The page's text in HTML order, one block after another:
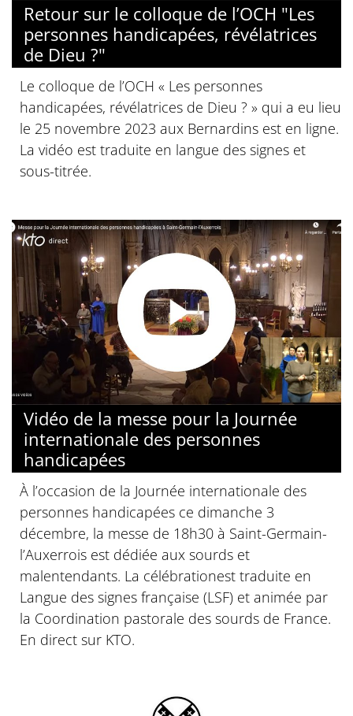
Retour sur le colloque de l’OCH "Les
personnes handicapées, révélatrices
de Dieu ?"
Le colloque de l’OCH « Les personnes
handicapées, révélatrices de Dieu ? » qui a eu lieu
le 25 novembre 2023 aux Bernardins est en ligne.
La vidéo est traduite en langue des signes et
sous-titrée.
Vidéo de la messe pour la Journée
internationale des personnes
handicapées
À l’occasion de la Journée internationale des
personnes handicapées ce dimanche 3
décembre, la messe de 18h30 à Saint-Germain-
l’Auxerrois est dédiée aux sourds et
malentendants. La célébrationest traduite en
Langue des signes française (LSF) et animée par
la Coordination pastorale des sourds de France.
En direct sur KTO.